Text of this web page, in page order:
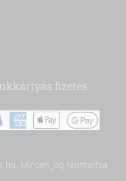
fizetés
Minden jog fenntartva